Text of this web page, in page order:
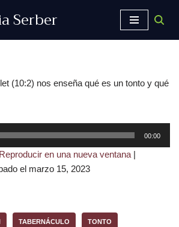
Serber
(10:2) nos enseña qué es un tonto y qué
00:00
Reproducir en una nueva ventana |
el marzo 15, 2023
TABERNÁCULO TONTO